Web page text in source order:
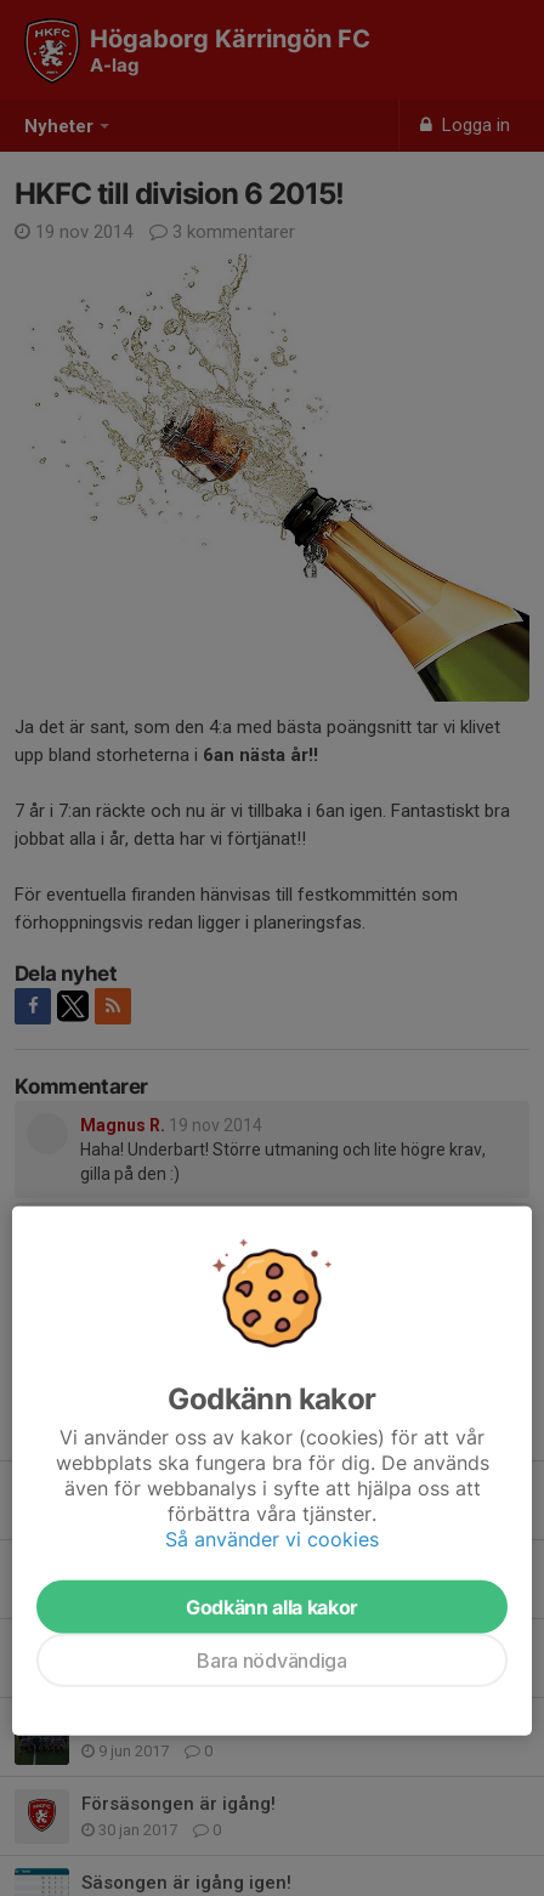
Nyheter Logga in
Högaborg Kärringön FC
A-lag
HKFC till division 6 2015!
19 nov 2014 3 kommentarer
Ja det är sant, som den 4:a med bästa poängsnitt tar vi klivet
upp bland storheterna i 6an nästa år!!
7 år i 7:an räckte och nu är vi tillbaka i 6an igen. Fantastiskt bra
jobbat alla i år, detta har vi förtjänat!!
För eventuella firanden hänvisas till festkommittén som
förhoppningsvis redan ligger i planeringsfas.
Dela nyhet
Kommentarer
Magnus R. 19 nov 2014
Haha! Underbart! Större utmaning och lite högre krav,
gilla på den :)
Det är grymt bra jobbat gubbar! Nu tränar vi ordentligt så
att vi har bra form inför ligasäsongen! :-)
20 nov 2014
Vi ska spela 6 år i 6:an, 5 år i 5:an och etc. :))
Tidigare nyheter
Vinst mot BK Björkåsen
15 jun 2022 0
0
9 jun 2017 0
Försäsongen är igång!
30 jan 2017 0
Säsongen är igång igen!
Godkänn kakor
Vi använder oss av kakor (cookies) för att vår
webbplats ska fungera bra för dig. De används
även för webbanalys i syfte att hjälpa oss att
förbättra våra tjänster.
Så använder vi cookies
Godkänn alla kakor
Bara nödvändiga